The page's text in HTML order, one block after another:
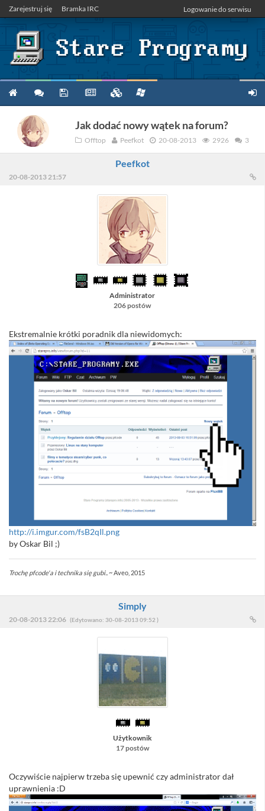
Zarejestruj się Bramka IRC Logowanie do serwisu
Jak dodać nowy wątek na forum?
Offtop Peefkot 20-08-2013 2926 3
Peefkot
20-08-2013 21:57
Administrator
206 postów
Ekstremalnie krótki poradnik dla niewidomych:
http://i.imgur.com/fsB2qIl.png
by Oskar Bil ;)
Trochę pfcode'a i technika się gubi.. ~ Aveo, 2015
Simply
20-08-2013 22:06 (Edytowano: 30-08-2013 09:52 )
Użytkownik
17 postów
Oczywiście najpierw trzeba się upewnić czy administrator dał
uprawnienia :D